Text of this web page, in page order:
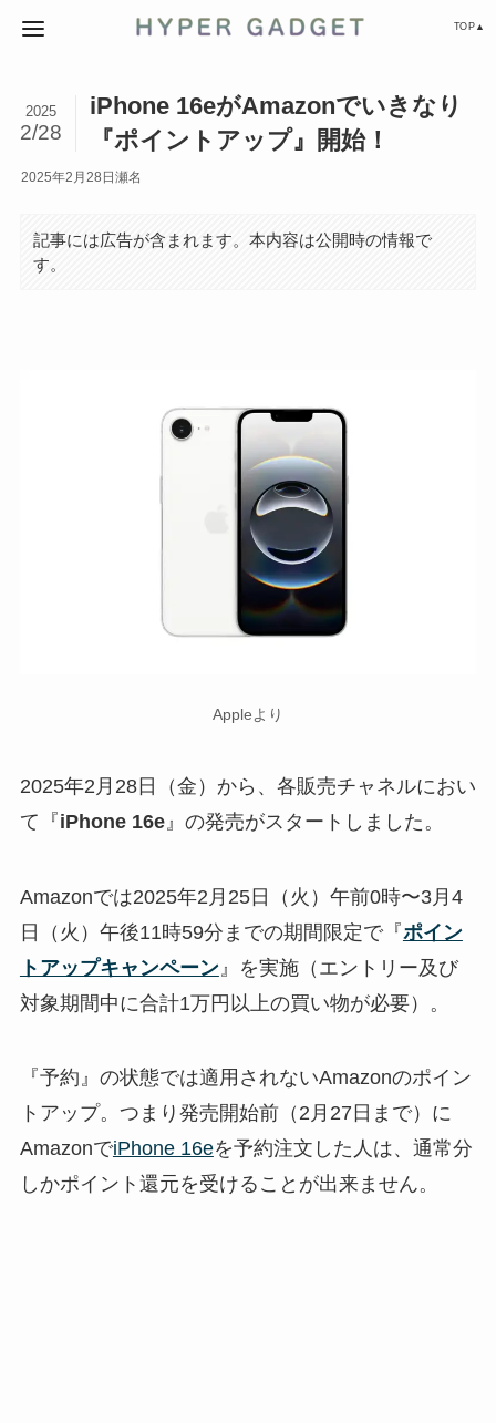
TOP▲
iPhone 16eがAmazonでいきなり
『ポイントアップ』開始！
2025
2/28
2025年2月28日 瀬名
記事には広告が含まれます。本内容は公開時の情報で
す。
Appleより
2025年2月28日（金）から、各販売チャネルにおい
て『iPhone 16e』の発売がスタートしました。
Amazonでは2025年2月25日（火）午前0時〜3月4
日（火）午後11時59分までの期間限定で『ポイン
トアップキャンペーン』を実施（エントリー及び
対象期間中に合計1万円以上の買い物が必要）。
『予約』の状態では適用されないAmazonのポイン
トアップ。つまり発売開始前（2月27日まで）に
AmazonでiPhone 16eを予約注文した人は、通常分
しかポイント還元を受けることが出来ません。